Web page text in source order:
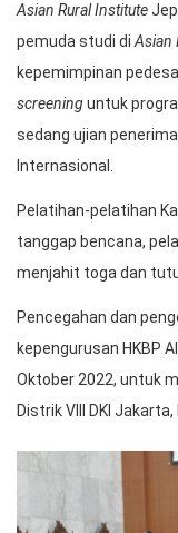
Asian Rural Institute
pemuda studi di Asian
kepemimpinan
screeninguntuk
sedang ujian
Internasional.
Pelatihan-pelatihan
tanggap bencana,
menjahit toga dan
Pencegahan dan
kepengurusan HKBP
Oktober 2022, untuk
Distrik VIII DKI Jakarta,